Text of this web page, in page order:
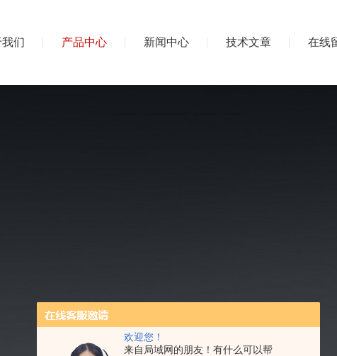
欢迎您！
来自局域网的朋友！有什么可以帮
们 产品中心 新闻中心 技术文章 在线